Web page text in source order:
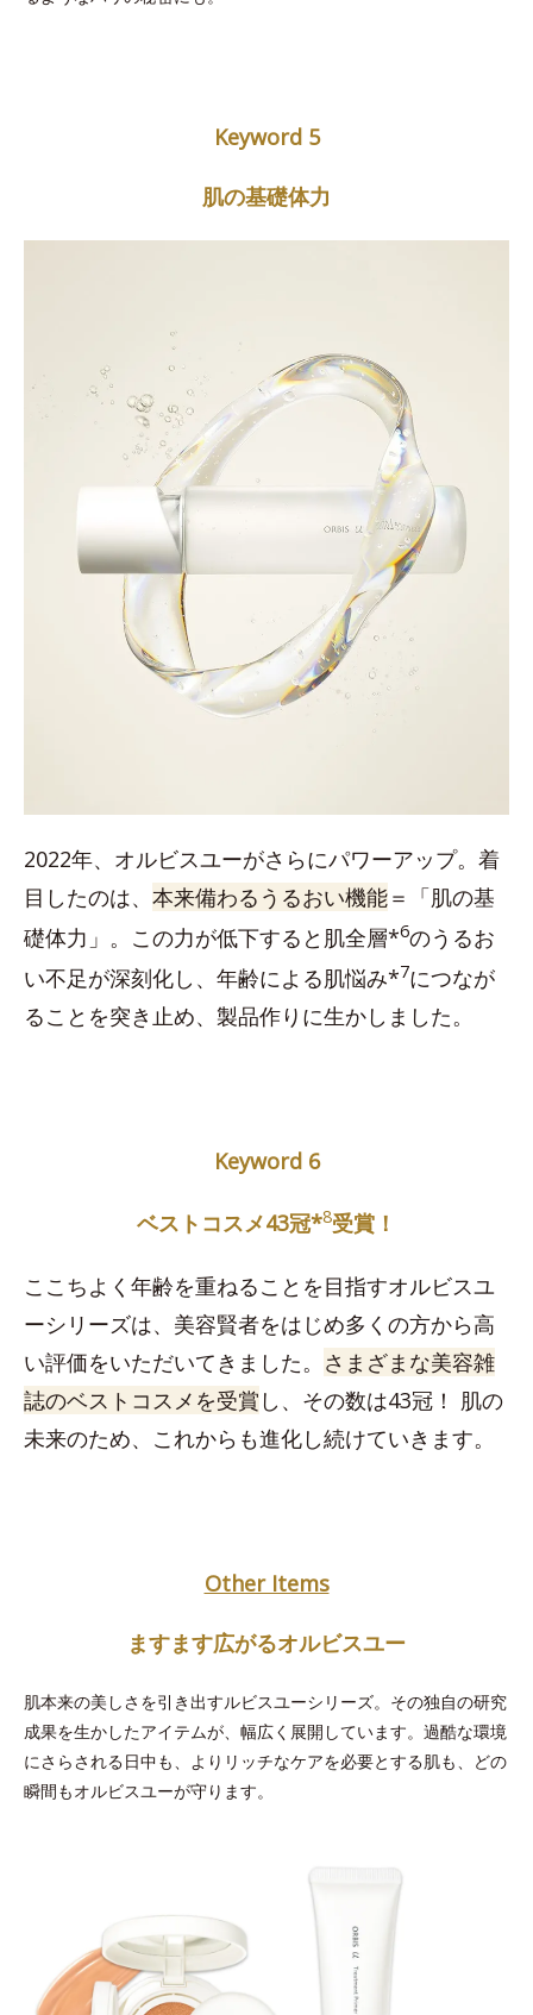
Keyword 5
肌の基礎体力
2022年、オルビスユーがさらにパワーアップ。着
目したのは、 本来備わるうるおい機能＝「肌の基
礎体力」。この力が低下すると肌全層*6のうるお
い不足が深刻化し、年齢による肌悩み*7につなが
ることを突き止め、製品作りに生かしました。
Keyword 6
ベストコスメ43冠*8受賞！
ここちよく年齢を重ねることを目指すオルビスユ
ーシリーズは、美容賢者をはじめ多くの方から高
い評価をいただいてきました。 さまざまな美容雑
誌のベストコスメを受賞 し、その数は43冠！ 肌の
未来のため、これからも進化し続けていきます。
Other Items
ますます広がるオルビスユー
肌本来の美しさを引き出すルビスユーシリーズ。その独自の研究
成果を生かしたアイテムが、幅広く展開しています。過酷な環境
にさらされる日中も、よりリッチなケアを必要とする肌も、どの
瞬間もオルビスユーが守ります。